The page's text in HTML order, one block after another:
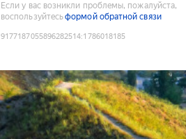
Если у вас возникли проблемы, пожалуйста,
воспользуйтесьформой обратной связи
9177187055896282514:1786018185